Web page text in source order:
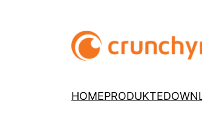
HOMEPRODUKTE